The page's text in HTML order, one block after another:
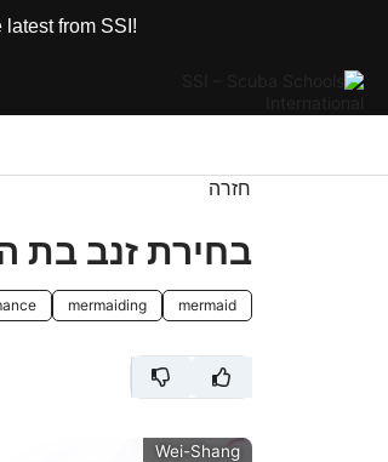
from SSI!
חזרה
בחירת זנב בת
mermaid
mermaiding
Wei-Shang